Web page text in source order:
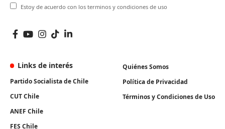
Estoy de acuerdo con los terminos y condiciones de uso
Links de interés
Partido Socialista de Chile
CUT Chile
ANEF Chile
FES Chile
Quiénes Somos
Política de Privacidad
Términos y Condiciones de Uso